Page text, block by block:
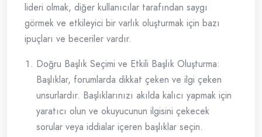
lideri olmak, diğer kullanıcılar tarafından saygı
görmek ve etkileyici bir varlık oluşturmak için bazı
ipuçları ve beceriler vardır.
Doğru Başlık Seçimi ve Etkili Başlık Oluşturma:
Başlıklar, forumlarda dikkat çeken ve ilgi çeken
unsurlardır. Başlıklarınızı akılda kalıcı yapmak için
yaratıcı olun ve okuyucunun ilgisini çekecek
sorular veya iddialar içeren başlıklar seçin.